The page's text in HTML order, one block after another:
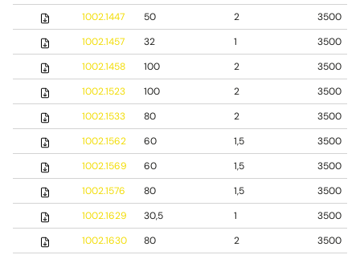
1002.1447
50 2
3500
1002.1457
32 1
3500
1002.1458
100 2
3500
1002.1523
100 2
3500
1002.1533
80 2
3500
1002.1562
60 1,5
3500
1002.1569
60 1,5
3500
1002.1576
80 1,5
3500
1002.1629
30,5 1
3500
1002.1630
80 2
3500